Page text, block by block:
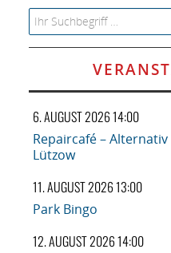
Search for:
6. AUGUST 2026 14:00
Repaircafé –
Lützow
11. AUGUST 2026 13:00
Park Bingo
12. AUGUST 2026 14:00